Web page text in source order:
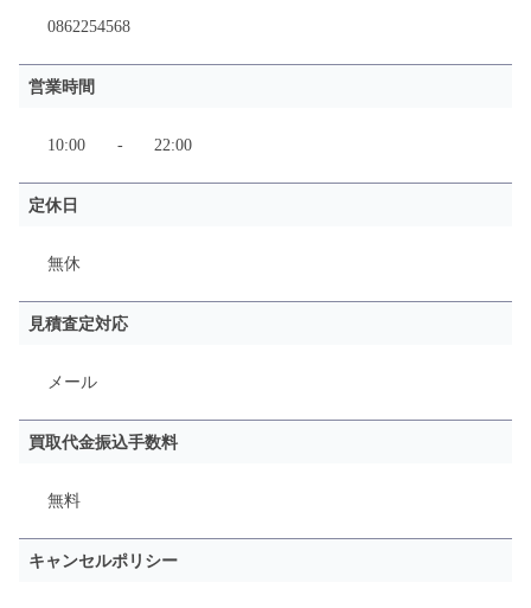
0862254568
営業時間
10:00 - 22:00
定休日
無休
見積査定対応
メール
買取代金振込手数料
無料
キャンセルポリシー